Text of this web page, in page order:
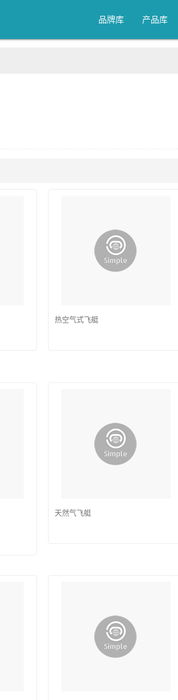
品牌库 产品库
热空气式飞艇
天然气飞艇